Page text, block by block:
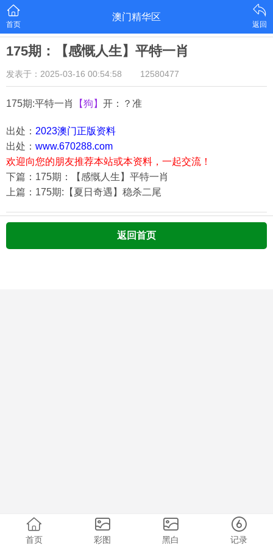
首页
澳门精华区
返回
175期：【感慨人生】平特一肖
发表于：2025-03-16 00:54:58 12580477
175期:平特一肖 【狗】 开：？准
出处： 2023澳门正版资料
出处： www.670288.com
欢迎向您的朋友推荐本站或本资料，一起交流！
下篇：175期：【感慨人生】平特一肖
上篇：175期:【夏日奇遇】稳杀二尾
返回首页
首页 彩图 黑白 记录